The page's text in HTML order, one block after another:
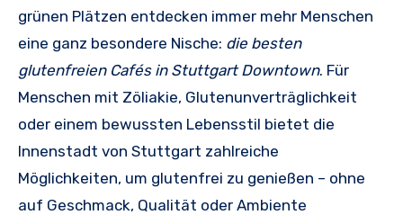
grünen Plätzen entdecken immer mehr Menschen
eine ganz besondere Nische: die besten
glutenfreien Cafés in Stuttgart Downtown. Für
Menschen mit Zöliakie, Glutenunverträglichkeit
oder einem bewussten Lebensstil bietet die
Innenstadt von Stuttgart zahlreiche
Möglichkeiten, um glutenfrei zu genießen – ohne
auf Geschmack, Qualität oder Ambiente